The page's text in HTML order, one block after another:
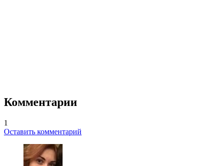
Комментарии
1
Оставить комментарий